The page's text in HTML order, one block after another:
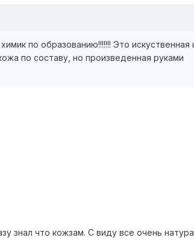
по образованию!!!!!!! Это искуственная
по составу, но произведенная руками
знал что кожзам. С виду все очень